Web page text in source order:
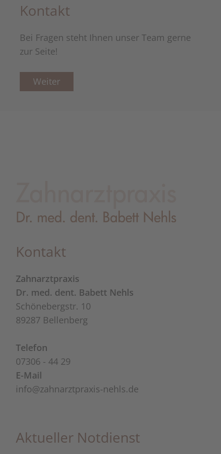
Kontakt
Bei Fragen steht Ihnen unser Team gerne
zur Seite!
Weiter
Kontakt
Zahnarztpraxis
Dr. med. dent. Babett Nehls
Schönebergstr. 10
89287 Bellenberg
Telefon
07306 - 44 29
E-Mail
info@​zahnarztpraxis⁠-⁠nehls.de
Aktueller Notdienst